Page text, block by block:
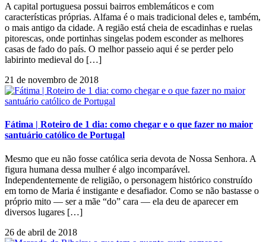
A capital portuguesa possui bairros emblemáticos e com
características próprias. Alfama é o mais tradicional deles e, também,
o mais antigo da cidade. A região está cheia de escadinhas e ruelas
pitorescas, onde portinhas singelas podem esconder as melhores
casas de fado do país. O melhor passeio aqui é se perder pelo
labirinto medieval do […]
21 de novembro de 2018
Fátima | Roteiro de 1 dia: como chegar e o que fazer no maior
santuário católico de Portugal
Mesmo que eu não fosse católica seria devota de Nossa Senhora. A
figura humana dessa mulher é algo incomparável.
Independentemente de religião, o personagem histórico construído
em torno de Maria é instigante e desafiador. Como se não bastasse o
próprio mito — ser a mãe “do” cara — ela deu de aparecer em
diversos lugares […]
26 de abril de 2018